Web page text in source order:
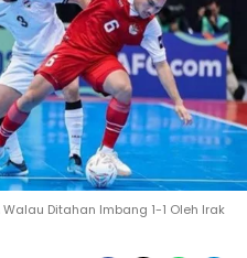
Ditahan Imbang 1-1 Oleh Irak
Cermin Demokrasi